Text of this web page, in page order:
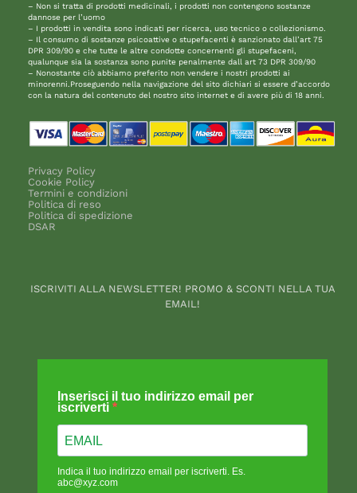
– Non si tratta di prodotti medicinali, i prodotti non contengono sostanze
dannose per l’uomo
– I prodotti in vendita sono indicati per ricerca, uso tecnico o collezionismo.
– Il consumo di sostanze psicoattive o stupefacenti è sanzionato dall’art 75
DPR 309/90 e che tutte le altre condotte concernenti gli stupefaceni,
qualunque sia la sostanza sono punite penalmente dall art 73 DPR 309/90
– Nonostante ciò abbiamo preferito non vendere i nostri prodotti ai
minorenni.Proseguendo nella navigazione del sito dichiari si essere d’accordo
con la natura del contenuto del nostro sito internet e di avere più di 18 anni.
Privacy Policy
Cookie Policy
Termini e condizioni
Politica di reso
Politica di spedizione
DSAR
ISCRIVITI ALLA NEWSLETTER! PROMO & SCONTI NELLA TUA
EMAIL!
Inserisci il tuo indirizzo email per
iscriverti
Indica il tuo indirizzo email per iscriverti. Es.
abc@xyz.com